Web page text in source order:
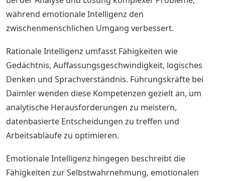
während emotionale Intelligenz den
zwischenmenschlichen Umgang verbessert.
Rationale Intelligenz umfasst Fähigkeiten wie
Gedächtnis, Auffassungsgeschwindigkeit, logisches
Denken und Sprachverständnis. Führungskräfte bei
Daimler wenden diese Kompetenzen gezielt an, um
analytische Herausforderungen zu meistern,
datenbasierte Entscheidungen zu treffen und
Arbeitsabläufe zu optimieren.
Emotionale Intelligenz hingegen beschreibt die
Fähigkeiten zur Selbstwahrnehmung, emotionalen